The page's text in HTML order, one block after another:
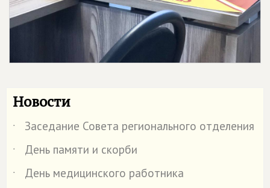
Новости
˙
Заседание Совета регионального отделения
˙
День памяти и скорби
˙
День медицинского работника